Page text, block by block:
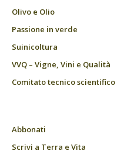
Olivo e Olio
Passione in verde
Suinicoltura
VVQ – Vigne, Vini e Qualità
Comitato tecnico scientifico
Abbonati
Scrivi a Terra e Vita